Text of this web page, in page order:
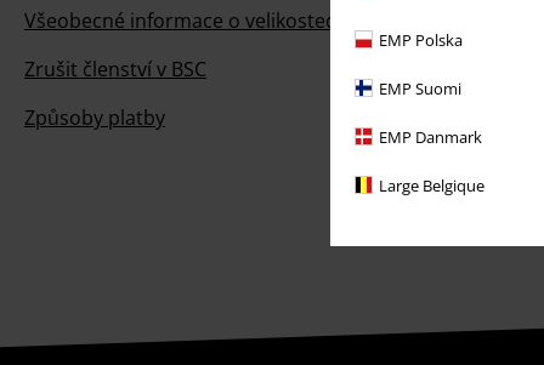
EMP Polska
EMP Suomi
EMP Danmark
Large Belgique
Všeobecné informace o velikostech
Zrušit členství v BSC
Způsoby platby